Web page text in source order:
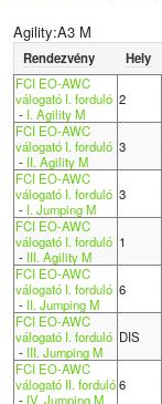
Agility:A3 M
Rendezvény Hely
FCI EO-AWC
válogató I. forduló
- I. Agility M
2
FCI EO-AWC
válogató I. forduló
- II. Agility M
3
FCI EO-AWC
válogató I. forduló
- I. Jumping M
3
FCI EO-AWC
válogató I. forduló
- III. Agility M
1
FCI EO-AWC
válogató I. forduló
- II. Jumping M
6
FCI EO-AWC
válogató I. forduló
- III. Jumping M
DIS
FCI EO-AWC
válogató II. forduló
- IV. Jumping M
6